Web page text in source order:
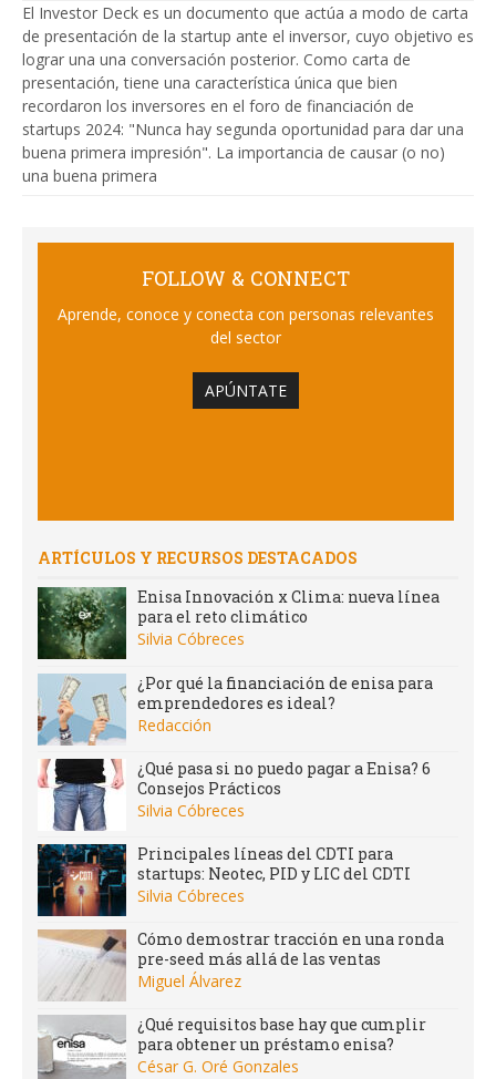
El Investor Deck es un documento que actúa a modo de carta
de presentación de la startup ante el inversor, cuyo objetivo es
lograr una una conversación posterior. Como carta de
presentación, tiene una característica única que bien
recordaron los inversores en el foro de financiación de
startups 2024: "Nunca hay segunda oportunidad para dar una
buena primera impresión". La importancia de causar (o no)
una buena primera
FOLLOW & CONNECT
Aprende, conoce y conecta con personas relevantes
del sector
APÚNTATE
ARTÍCULOS Y RECURSOS DESTACADOS
Enisa Innovación x Clima: nueva línea
para el reto climático
Silvia Cóbreces
¿Por qué la financiación de enisa para
emprendedores es ideal?
Redacción
¿Qué pasa si no puedo pagar a Enisa? 6
Consejos Prácticos
Silvia Cóbreces
Principales líneas del CDTI para
startups: Neotec, PID y LIC del CDTI
Silvia Cóbreces
Cómo demostrar tracción en una ronda
pre-seed más allá de las ventas
Miguel Álvarez
¿Qué requisitos base hay que cumplir
para obtener un préstamo enisa?
César G. Oré Gonzales